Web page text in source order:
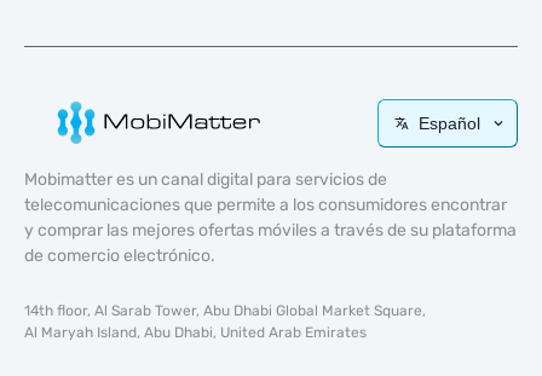
Español
Mobimatter es un canal digital para servicios de
telecomunicaciones que permite a los consumidores encontrar
y comprar las mejores ofertas móviles a través de su plataforma
de comercio electrónico.
14th floor, Al Sarab Tower, Abu Dhabi Global Market Square,
Al Maryah Island, Abu Dhabi, United Arab Emirates